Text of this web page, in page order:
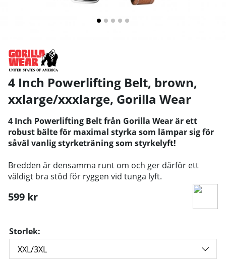
4 Inch Powerlifting Belt, brown,
xxlarge/xxxlarge, Gorilla Wear
4 Inch Powerlifting Belt från Gorilla Wear är ett
robust bälte för maximal styrka som lämpar sig för
såväl vanlig styrketräning som styrkelyft!
Bredden är densamma runt om och ger därför ett
väldigt bra stöd för ryggen vid tunga lyft.
599 kr
Storlek: